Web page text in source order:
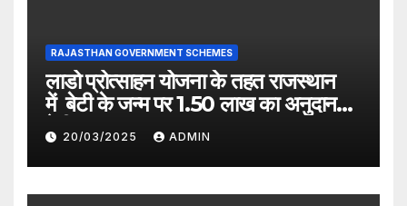
RAJASTHAN GOVERNMENT SCHEMES
लाडो प्रोत्साहन योजना के तहत राजस्थान
में बेटी के जन्म पर 1.50 लाख का अनुदान
देगी सरकार
20/03/2025 ADMIN